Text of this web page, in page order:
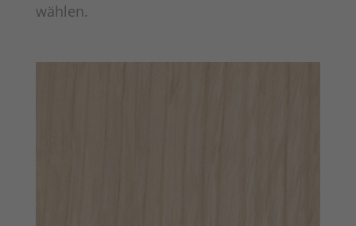
wählen.